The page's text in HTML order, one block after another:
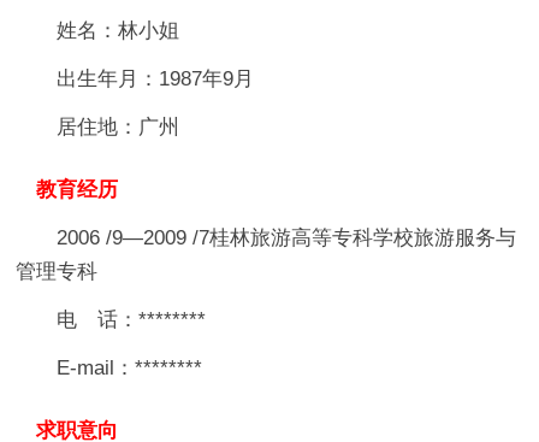
姓名：林小姐
出生年月：1987年9月
居住地：广州
教育经历
2006 /9—2009 /7桂林旅游高等专科学校旅游服务与
管理专科
电 话：********
E-mail：********
求职意向